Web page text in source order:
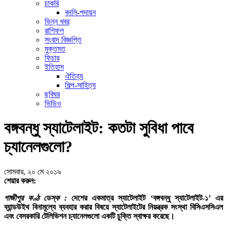
চাকরি
বদলি-পদায়ন
ভিন্ন খবর
রাশিফল
সংবাদ বিজ্ঞপ্তি
মুক্তমত
ফিচার
ইতিহাস
ঐতিহ্য
শিল্প-সাহিত্য
ছবিঘর
ভিডিও
বঙ্গবন্ধু স্যাটেলাইট: কতটা সুবিধা পাবে
চ্যানেলগুলো?
সোমবার, ২০ মে ২০১৯
শেয়ার করুন:
গাজীপুর কণ্ঠ ডেস্ক :দেশের একমাত্র স্যাটেলাইট ‘বঙ্গবন্ধু স্যাটেলাইট-১’ এর
ব্যান্ডউইথ বিনামূল্যে ব্যবহার করার বিষয়ে স্যাটেলাইটের নিয়ন্ত্রক সংস্থা বিসিএসসিএল
এবং বেসরকারি টেলিভিশন চ্যানেলগুলো একটি চুক্তি স্বাক্ষর করেছে।